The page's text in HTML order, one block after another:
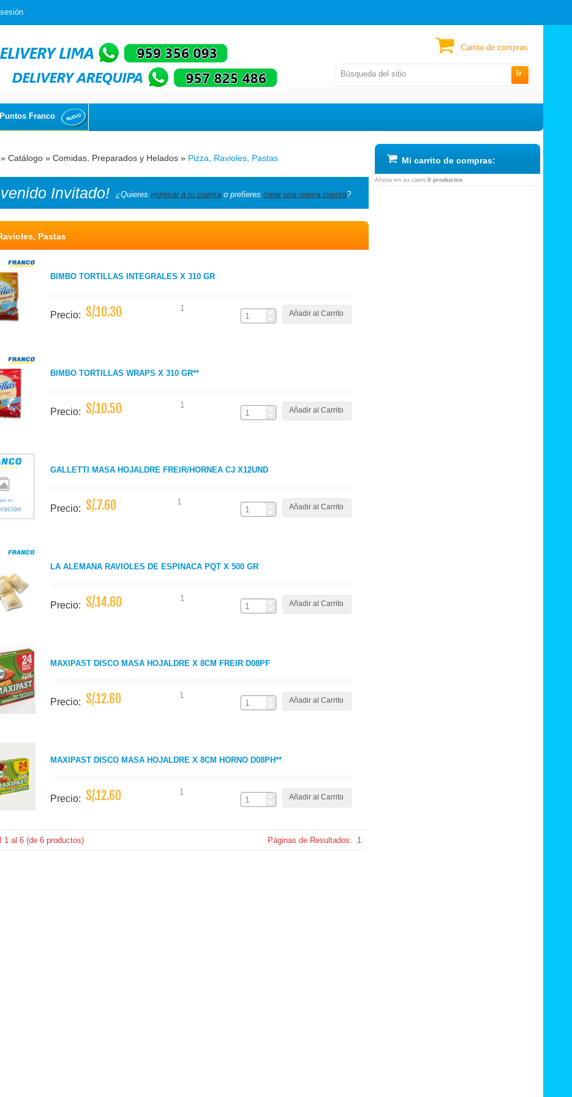
Ir
Puntos Franco
Carrito de compras
» Catálogo » Comidas, Preparados y Helados » Pizza, Ravioles, Pastas
Invitado! ¿Quieres ingresar a tu cuenta o prefieres crear una nueva cuenta?
Pastas
BIMBO TORTILLAS INTEGRALES X 310 GR
Precio: S/.10.30 1
Añadir al Carrito
BIMBO TORTILLAS WRAPS X 310 GR**
Precio: S/.10.50 1
Añadir al Carrito
GALLETTI MASA HOJALDRE FREIR/HORNEA CJ X12UND
Precio: S/.7.60 1
Añadir al Carrito
LA ALEMANA RAVIOLES DE ESPINACA PQT X 500 GR
Precio: S/.14.60 1
Añadir al Carrito
MAXIPAST DISCO MASA HOJALDRE X 8CM FREIR D08PF
Precio: S/.12.60 1
Añadir al Carrito
MAXIPAST DISCO MASA HOJALDRE X 8CM HORNO D08PH**
Precio: S/.12.60 1
Añadir al Carrito
1 al 6 (de 6 productos) Páginas de Resultados: 1
Mi carrito de compras:
Ahora en su carro 0 productos